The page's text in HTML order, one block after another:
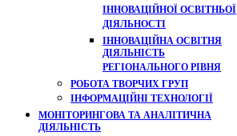
ІННОВАЦІЙНОЇ ОСВІТНЬОЇ
ДІЯЛЬНОСТІ
ІННОВАЦІЙНА ОСВІТНЯ
ДІЯЛЬНІСТЬ
РЕГІОНАЛЬНОГО РІВНЯ
РОБОТА ТВОРЧИХ ГРУП
ІНФОРМАЦІЙНІ ТЕХНОЛОГІЇ
МОНІТОРИНГОВА ТА АНАЛІТИЧНА
ДІЯЛЬНІСТЬ